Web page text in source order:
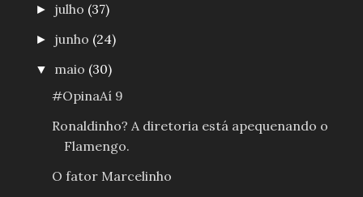
► julho (37)
► junho (24)
▼ maio (30)
#OpinaAí 9
Ronaldinho? A diretoria está apequenando o
Flamengo.
O fator Marcelinho